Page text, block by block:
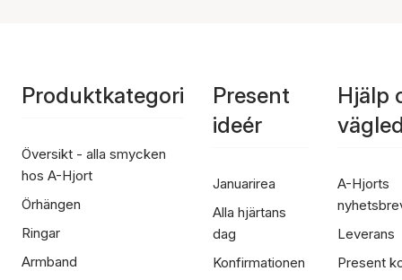
Produktkategori
Översikt - alla smycken
hos A-Hjort
Örhängen
Ringar
Armband
Present
ideér
Januarirea
Alla hjärtans
dag
Konfirmationen
Hjälp
A-Hjorts
Leverans
Present